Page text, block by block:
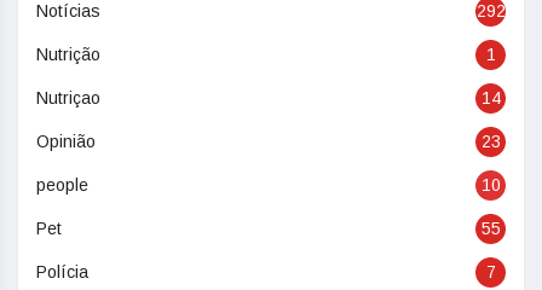
Notícias 292
Nutrição 1
Nutriçao 14
Opinião 23
people 10
Pet 55
Polícia 7